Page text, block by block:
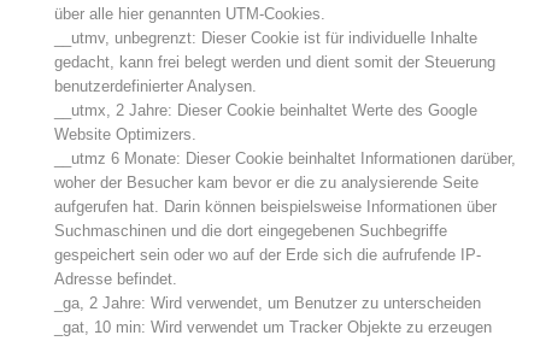
Aktuell
über alle hier genannten UTM-Cookies.
__utmv, unbegrenzt: Dieser Cookie ist für individuelle Inhalte
gedacht, kann frei belegt werden und dient somit der Steuerung
benutzerdefinierter Analysen.
__utmx, 2 Jahre: Dieser Cookie beinhaltet Werte des Google
Website Optimizers.
__utmz 6 Monate: Dieser Cookie beinhaltet Informationen darüber,
woher der Besucher kam bevor er die zu analysierende Seite
aufgerufen hat. Darin können beispielsweise Informationen über
Suchmaschinen und die dort eingegebenen Suchbegriffe
gespeichert sein oder wo auf der Erde sich die aufrufende IP-
Adresse befindet.
_ga, 2 Jahre: Wird verwendet, um Benutzer zu unterscheiden
_gat, 10 min: Wird verwendet um Tracker Objekte zu erzeugen